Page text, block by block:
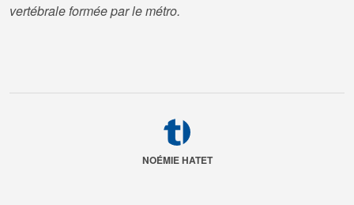
vertébrale formée par le métro.
NOÉMIE HATET